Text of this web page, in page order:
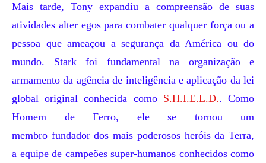
Mais tarde, Tony expandiu a compreensão de suas
atividades alter egos para combater qualquer força ou a
pessoa que ameaçou a segurança da América ou do
mundo. Stark foi fundamental na organização e
armamento da agência de inteligência e aplicação da lei
global original conhecida como S.H.I.E.L.D.. Como
Homem de Ferro, ele se tornou um
membro fundadordos mais poderosos heróis da Terra,
a equipe de campeões super-humanos conhecidos como